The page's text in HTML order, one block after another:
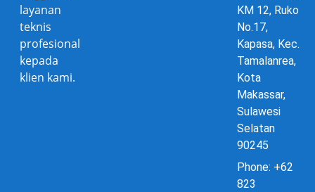
layanan
teknis
profesional
kepada
klien kami.
KM 12, Ruko
No.17,
Kapasa, Kec.
Tamalanrea,
Kota
Makassar,
Sulawesi
Selatan
90245
Phone: +62
823